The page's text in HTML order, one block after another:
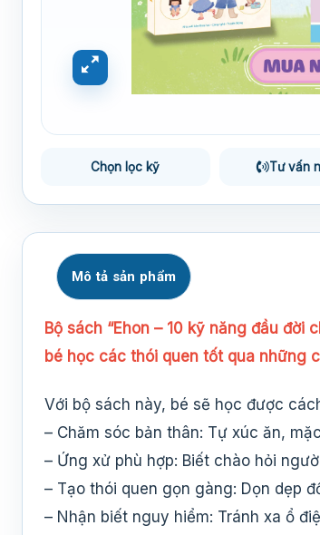
Chọn lọc kỹ Tư vấn
Mô tả sản phẩm
Bộ sách “Ehon – 10 kỹ năng đầu
bé học các thói quen tốt qua những
Với bộ sách này, bé sẽ học được
– Chăm sóc bản thân: Tự xúc ăn,
– Ứng xử phù hợp: Biết chào hỏi
– Tạo thói quen gọn gàng: Dọn dẹp
– Nhận biết nguy hiểm: Tránh xa ổ